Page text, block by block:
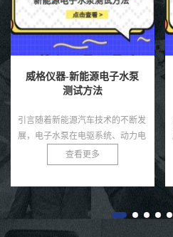
威格仪器-充电桩极限测试
方法有哪些
引言随着电动汽车市场的蓬勃发
展，充电桩作为新能源汽车生态系
统的核心基础设施，其性能和可靠
性直接影响用户体验和电网安全。
查看更多